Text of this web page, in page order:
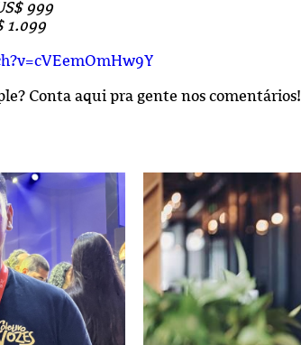
999
1.099
Conta aqui pra gente nos comentários!